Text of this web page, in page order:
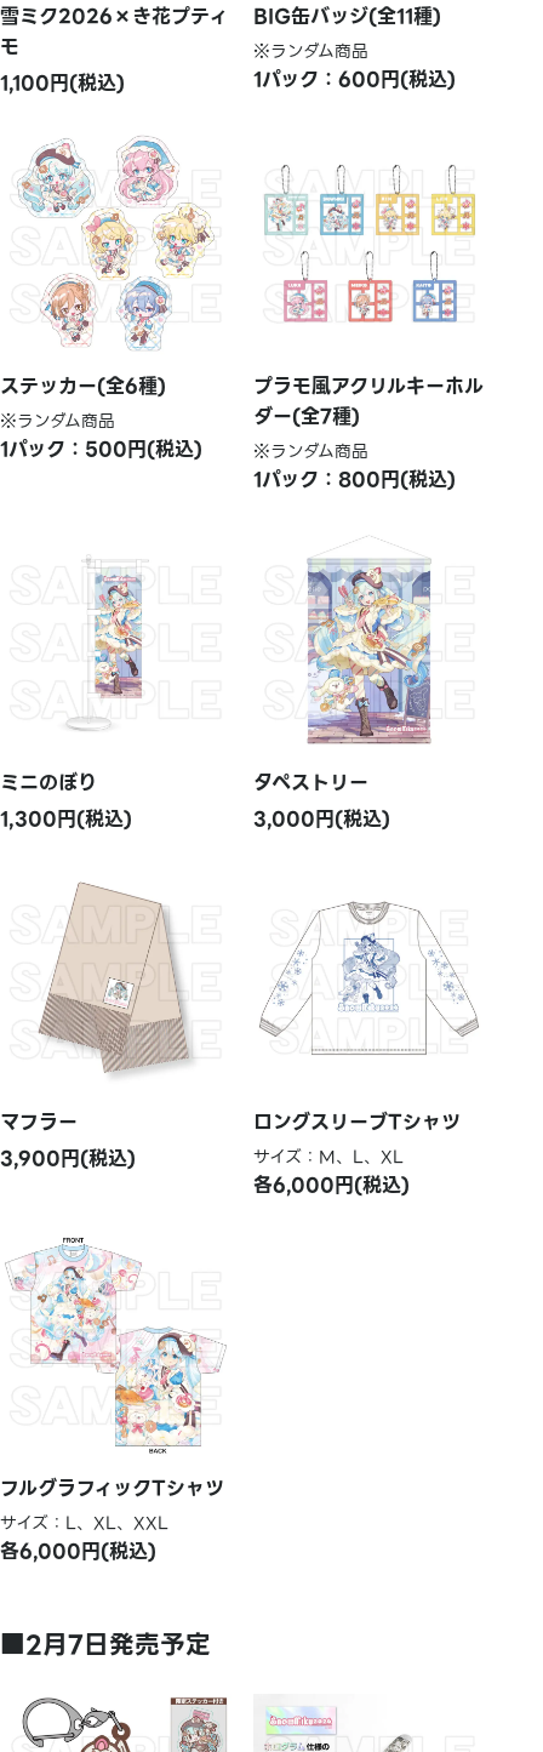
雪ミク2026×き花プティ
モ
1,100円(税込)
BIG缶バッジ(全11種)
※ランダム商品
1パック：600円(税込)
ステッカー(全6種)
※ランダム商品
1パック：500円(税込)
プラモ風アクリルキーホル
ダー(全7種)
※ランダム商品
1パック：800円(税込)
ミニのぼり
1,300円(税込)
タペストリー
3,000円(税込)
マフラー
3,900円(税込)
ロングスリーブTシャツ
サイズ：M、L、XL
各6,000円(税込)
フルグラフィックTシャツ
サイズ：L、XL、XXL
各6,000円(税込)
■2月7日発売予定